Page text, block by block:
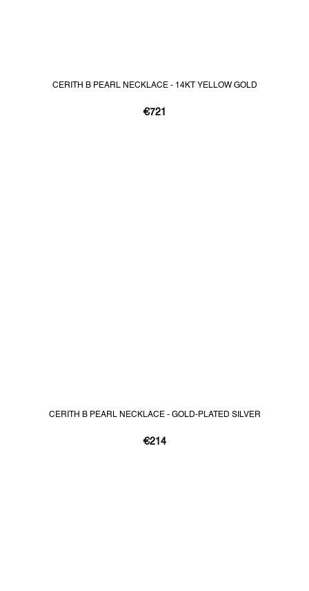
CERITH B PEARL NECKLACE - 14KT YELLOW GOLD
€721
CERITH B PEARL NECKLACE - GOLD-PLATED SILVER
€214